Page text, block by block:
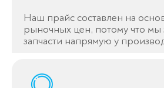
Наш прайс составлен на
рыночных цен, потому что мы
запчасти напрямую у